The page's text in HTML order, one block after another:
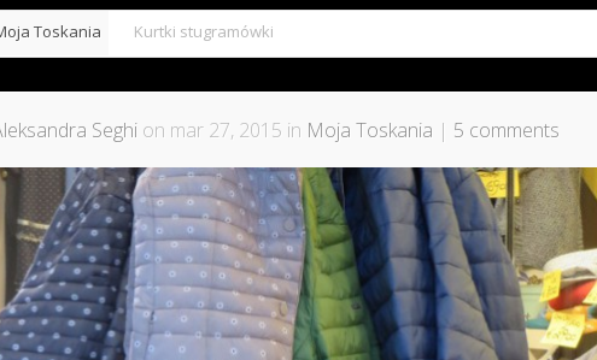
Toskania Kurtki stugramówki
Seghi on mar 27, 2015 in Moja Toskania | 5 comments